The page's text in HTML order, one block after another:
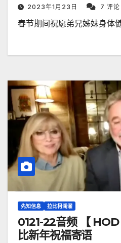
2023年1月23日 7 评论
春节期间祝愿弟兄姊妹身体
先知信息 拉比柯澜濯
0121-22音频 【
比新年祝福寄语